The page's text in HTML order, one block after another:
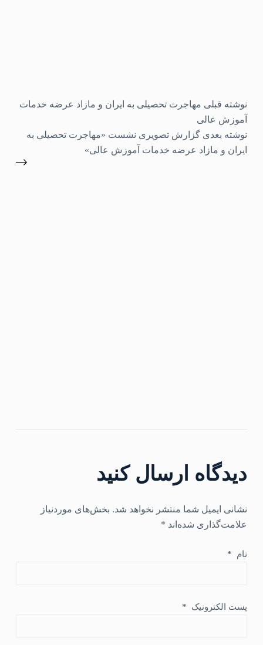
نوشته قبلی مهاجرت تحصیلی به ایران و مازاد عرضه خدمات
آموزش عالی
نوشته بعدی گزارش تصویری نشست «مهاجرت تحصیلی به
ایران و مازاد عرضه خدمات آموزش عالی»
دیدگاه ارسال کنید
نشانی ایمیل شما منتشر نخواهد شد. بخش‌های موردنیاز
علامت‌گذاری شده‌اند *
نام *
پست الکترونیک *